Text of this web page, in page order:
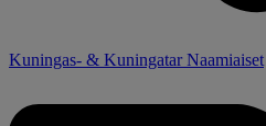
Kuningas- & Kuningatar Naamiaiset